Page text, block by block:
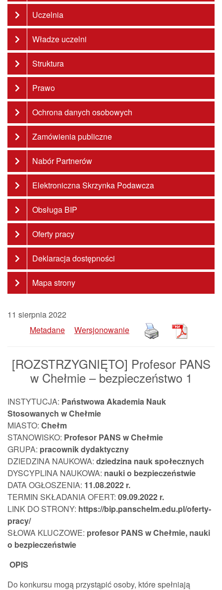
Uczelnia
Władze uczelni
Struktura
Prawo
Ochrona danych osobowych
Zamówienia publiczne
Nabór Partnerów
Elektroniczna Skrzynka Podawcza
Obsługa BIP
Oferty pracy
Deklaracja dostępności
Mapa strony
11 sierpnia 2022
Metadane
Wersjonowanie
[ROZSTRZYGNIĘTO] Profesor PANS
w Chełmie – bezpieczeństwo 1
INSTYTUCJA: Państwowa Akademia Nauk
Stosowanych w Chełmie
MIASTO: Chełm
STANOWISKO: Profesor PANS w Chełmie
GRUPA: pracownikdydaktyczny
DZIEDZINA NAUKOWA: dziedzina nauk społecznych
DYSCYPLINA NAUKOWA: nauki o bezpieczeństwie
DATA OGŁOSZENIA: 11.08.2022 r.
TERMIN SKŁADANIA OFERT: 09.09.2022 r.
LINK DO STRONY: https://bip.panschelm.edu.pl/oferty-
pracy/
SŁOWA KLUCZOWE: profesor PANS w Chełmie, nauki
o bezpieczeństwie
OPIS
Do konkursu mogą przystąpić osoby, które spełniają